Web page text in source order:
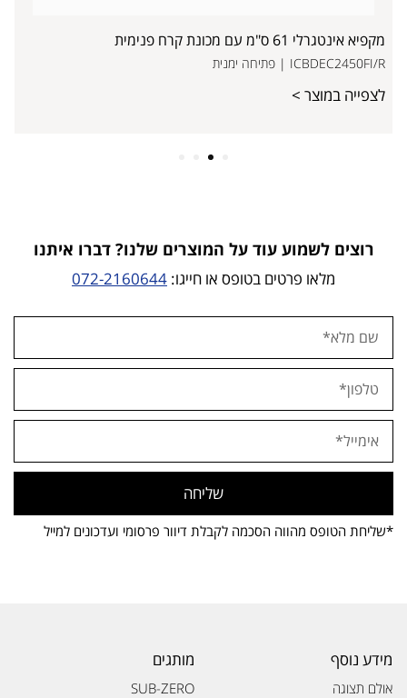
מקפיא אינטגרלי 61 ס"מ עם מכונת קרח פנימית
ICBDEC2450FI/R | פתיחה ימנית
לצפייה במוצר >
רוצים לשמוע עוד על המוצרים שלנו? דברו איתנו
מלאו פרטים בטופס או חייגו: 072-2160644
שליחה
*שליחת הטופס מהווה הסכמה לקבלת דיוור פרסומי ועדכונים למייל
מידע נוסף
אולם תצוגה
מותגים
SUB-ZERO